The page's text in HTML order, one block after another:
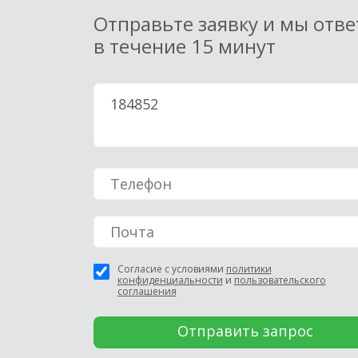
Отправьте заявку и мы
в течение 15 минут
Согласие с условиями политики
конфиденциальности и пользовательского
соглашения